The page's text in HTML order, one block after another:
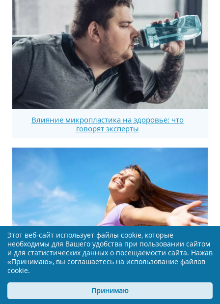
Влияние микропластика на здоровье: что
говорят эксперты
Новый подход к менопаузе: заморозка ткани
яичника может изменить все
Этот веб-сайт использует файлы cookie, которые
необходимы для Вашего удобства при пользовании сайтом
и для статистических данных о посещаемости сайта. Нажав
«Принимаю», вы соглашаетесь на использование файлов
cookie.
Принимаю